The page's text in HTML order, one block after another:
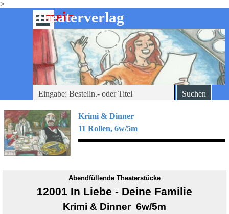
>
Direkt zum Seiteninhalt
-theaterverlag
mein
Menü überspringen
Suchen
Krimi & Dinner
11 Rollen, 6w/5m
Abendfüllende Theaterstücke
12001 In Liebe - Deine Familie
Krimi & Dinner6w/5m